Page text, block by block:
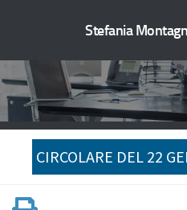
Stefania
CIRCOLARE DEL 22